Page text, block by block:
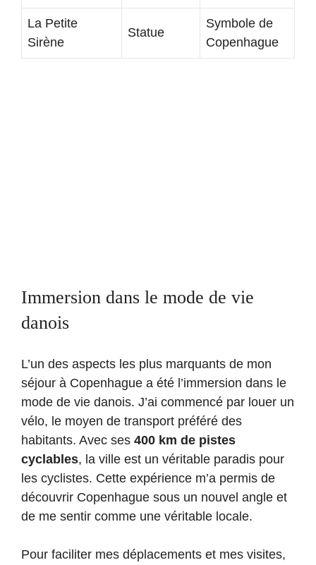
La Petite
Sirène
Statue
Symbole de
Copenhague
Immersion dans le mode de vie
danois
L’un des aspects les plus marquants de mon
séjour à Copenhague a été l’immersion dans le
mode de vie danois. J’ai commencé par louer un
vélo, le moyen de transport préféré des
habitants. Avec ses 400 km de pistes
cyclables, la ville est un véritable paradis pour
les cyclistes. Cette expérience m’a permis de
découvrir Copenhague sous un nouvel angle et
de me sentir comme une véritable locale.
Pour faciliter mes déplacements et mes visites,